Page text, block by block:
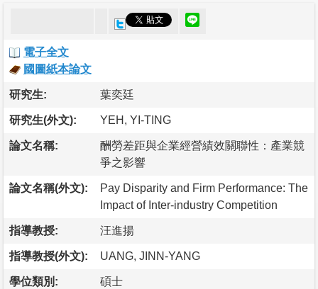
電子全文
國圖紙本論文
研究生: 葉奕廷
研究生(外文): YEH, YI-TING
論文名稱:
酬勞差距與企業經營績效關聯性：產業競
爭之影響
論文名稱(外文):
Pay Disparity and Firm Performance: The
Impact of Inter-industry Competition
指導教授: 汪進揚
指導教授(外文): UANG, JINN-YANG
學位類別: 碩士